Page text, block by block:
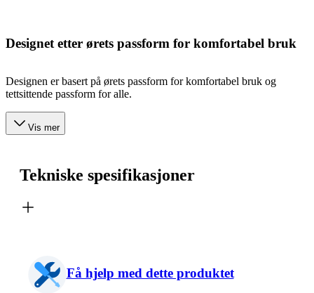
Designet etter ørets passform for komfortabel bruk
Designen er basert på ørets passform for komfortabel bruk og
tettsittende passform for alle.
Vis mer
Tekniske spesifikasjoner
Få hjelp med dette produktet